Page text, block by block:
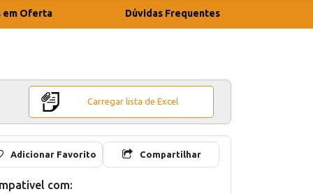
em Oferta Dúvidas Frequentes
Carregar lista de Excel
Adicionar Favorito Compartilhar
com: